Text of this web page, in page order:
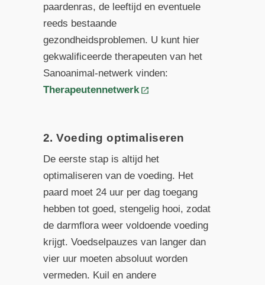
paardenras, de leeftijd en eventuele
reeds bestaande
gezondheidsproblemen. U kunt hier
gekwalificeerde therapeuten van het
Sanoanimal-netwerk vinden:
Therapeutennetwerk
2. Voeding optimaliseren
De eerste stap is altijd het
optimaliseren van de voeding. Het
paard moet 24 uur per dag toegang
hebben tot goed, stengelig hooi, zodat
de darmflora weer voldoende voeding
krijgt. Voedselpauzes van langer dan
vier uur moeten absoluut worden
vermeden. Kuil en andere